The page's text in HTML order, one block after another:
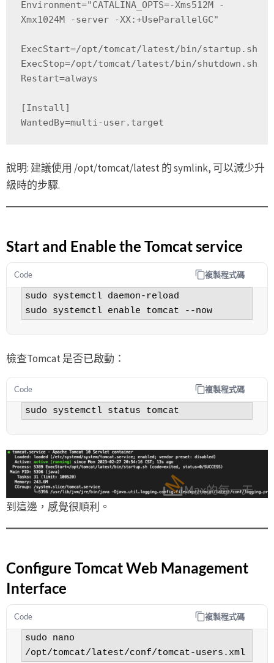
Environment="CATALINA_OPTS=-Xms512M -
Xmx1024M -server -XX:+UseParallelGC"
ExecStart=/opt/tomcat/latest/bin/startup.sh
ExecStop=/opt/tomcat/latest/bin/shutdown.sh
Restart=always
[Install]
WantedBy=multi-user.target
說明: 建議使用 /opt/tomcat/latest 的 symlink, 可以減少升
級時的步驟.
Start and Enable the Tomcat service
Code 複製程式碼
sudo systemctl daemon-reload
sudo systemctl enable tomcat --now
檢查Tomcat 是否已啟動：
Code 複製程式碼
sudo systemctl status tomcat
到這邊，感覺很順利。
Configure Tomcat Web Management
Interface
Code 複製程式碼
sudo nano
/opt/tomcat/latest/conf/tomcat-users.xml